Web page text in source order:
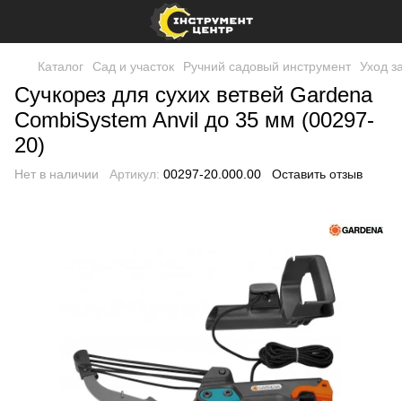
Каталог Сад и участок Ручний садовый инструмент Уход
Сучкорез для сухих ветвей Gardena
CombiSystem Anvil до 35 мм (00297-
20)
Нет в наличии Артикул: 00297-20.000.00 Оставить отзыв